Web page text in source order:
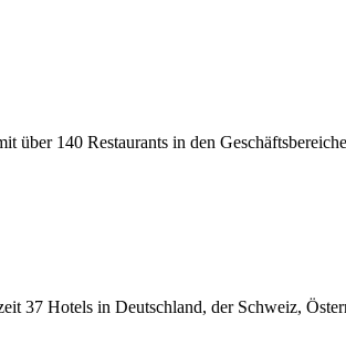
über 140 Restaurants in den
37 Hotels in Deutschland, der Schweiz,